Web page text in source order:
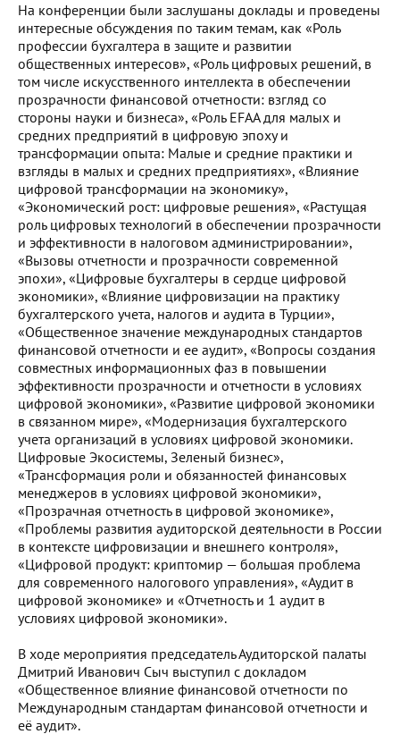
На конференции были заслушаны доклады и проведены
интересные обсуждения по таким темам, как «Роль
профессии бухгалтера в защите и развитии
общественных интересов», «Роль цифровых решений, в
том числе искусственного интеллекта в обеспечении
прозрачности финансовой отчетности: взгляд со
стороны науки и бизнеса», «Роль EFAA для малых и
средних предприятий в цифровую эпоху и
трансформации опыта: Малые и средние практики и
взгляды в малых и средних предприятиях», «Влияние
цифровой трансформации на экономику»,
«Экономический рост: цифровые решения», «Растущая
роль цифровых технологий в обеспечении прозрачности
и эффективности в налоговом администрировании»,
«Вызовы отчетности и прозрачности современной
эпохи», «Цифровые бухгалтеры в сердце цифровой
экономики», «Влияние цифровизации на практику
бухгалтерского учета, налогов и аудита в Турции»,
«Общественное значение международных стандартов
финансовой отчетности и ее аудит», «Вопросы создания
совместных информационных фаз в повышении
эффективности прозрачности и отчетности в условиях
цифровой экономики», «Развитие цифровой экономики
в связанном мире», «Модернизация бухгалтерского
учета организаций в условиях цифровой экономики.
Цифровые Экосистемы, Зеленый бизнес»,
«Трансформация роли и обязанностей финансовых
менеджеров в условиях цифровой экономики»,
«Прозрачная отчетность в цифровой экономике»,
«Проблемы развития аудиторской деятельности в России
в контексте цифровизации и внешнего контроля»,
«Цифровой продукт: криптомир — большая проблема
для современного налогового управления», «Аудит в
цифровой экономике» и «Отчетность и 1 аудит в
условиях цифровой экономики».
В ходе мероприятия председатель Аудиторской палаты
Дмитрий Иванович Сыч выступил с докладом
«Общественное влияние финансовой отчетности по
Международным стандартам финансовой отчетности и
её аудит».